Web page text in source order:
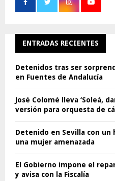
ENTRADAS RECIENTES
Detenidos tras ser
en Fuentes de Andalucía
José Colomé lleva ‘Soleá,
versión para orquesta de
Detenido en Sevilla con un
una mujer amenazada
El Gobierno impone el
y avisa con la Fiscalía